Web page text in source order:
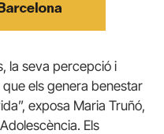
la seva percepció i
els genera benestar
exposa Maria Truñó,
Els